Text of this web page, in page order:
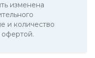
изменена
и количество
офертой.